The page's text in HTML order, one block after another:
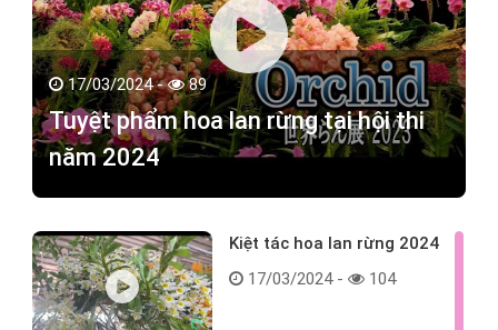
17/03/2024 - 89
Tuyệt phẩm hoa lan rừng tại hội thi
năm 2024
Kiệt tác hoa lan rừng 2024
17/03/2024 -
104